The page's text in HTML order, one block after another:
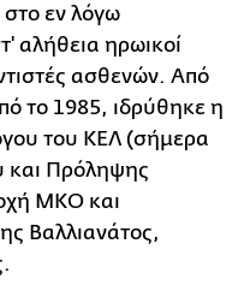
στο εν λόγω
αλήθεια ηρωικοί
ασθενών. Από
το 1985, ιδρύθηκε η
του ΚΕΛ (σήμερα
και Πρόληψης
ΜΚΟ και
Βαλλιανάτος,